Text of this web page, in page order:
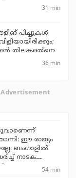
31 min
പിച്ചുകള്‍
തിലകരത്‌നെ
36 min
Advertisement
ഈ രാജ്യം
ബംഗാളില്‍
നാടക
54 min